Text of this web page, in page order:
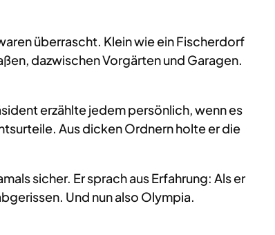
überrascht. Klein wie ein Fischerdorf
dazwischen Vorgärten und Garagen.
erzählte jedem persönlich, wenn es
Aus dicken Ordnern holte er die
sicher. Er sprach aus Erfahrung: Als er
Und nun also Olympia.